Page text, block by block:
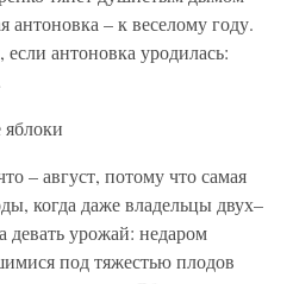
– к веселому году.
антоновка уродилась:
– август, потому что самая
когда даже владельцы двух–
девать урожай: недаром
под тяжестью плодов